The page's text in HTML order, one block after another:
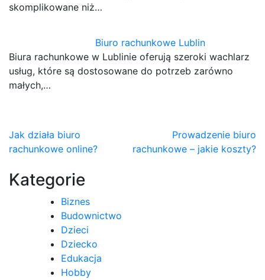
skomplikowane niż…
Biuro rachunkowe Lublin
Biura rachunkowe w Lublinie oferują szeroki wachlarz
usług, które są dostosowane do potrzeb zarówno
małych,…
Nawigacja
wpisu
Jak działa biuro
rachunkowe online?
Prowadzenie biuro
rachunkowe – jakie koszty?
Kategorie
Biznes
Budownictwo
Dzieci
Dziecko
Edukacja
Hobby